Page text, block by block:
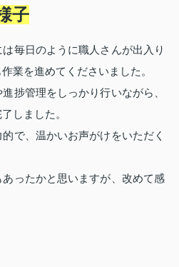
子
毎日のように職人さんが出入り
業を進めてくださいました。
捗管理をしっかり行いながら、
しました。
で、温かいお声がけをいただく
ったかと思いますが、改めて感